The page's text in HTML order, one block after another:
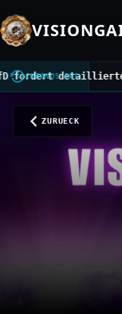
CHRONOS BUS
detaillierte Daten
ZURUECK